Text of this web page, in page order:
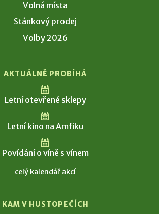
Volná místa
Stánkový prodej
Volby 2026
AKTUÁLNĚ PROBÍHÁ
Letní otevřené sklepy
Letní kino na Amfiku
Povídání o víně s vínem
celý kalendář akcí
KAM V HUSTOPEČÍCH